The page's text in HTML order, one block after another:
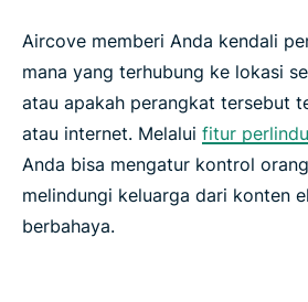
Aircove memberi Anda kendali
mana yang terhubung ke lokasi
atau apakah perangkat tersebut
atau internet. Melalui fitur
Anda bisa mengatur kontrol
melindungi keluarga dari konten
berbahaya.